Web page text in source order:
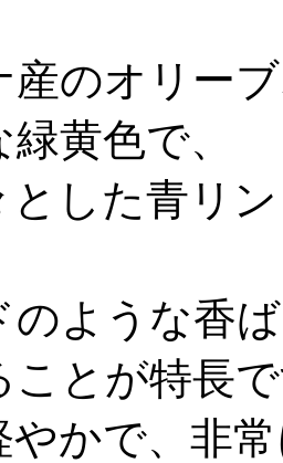
産のオリー
黄色で、
とした青リ
のような香
ことが特長
やかで、非